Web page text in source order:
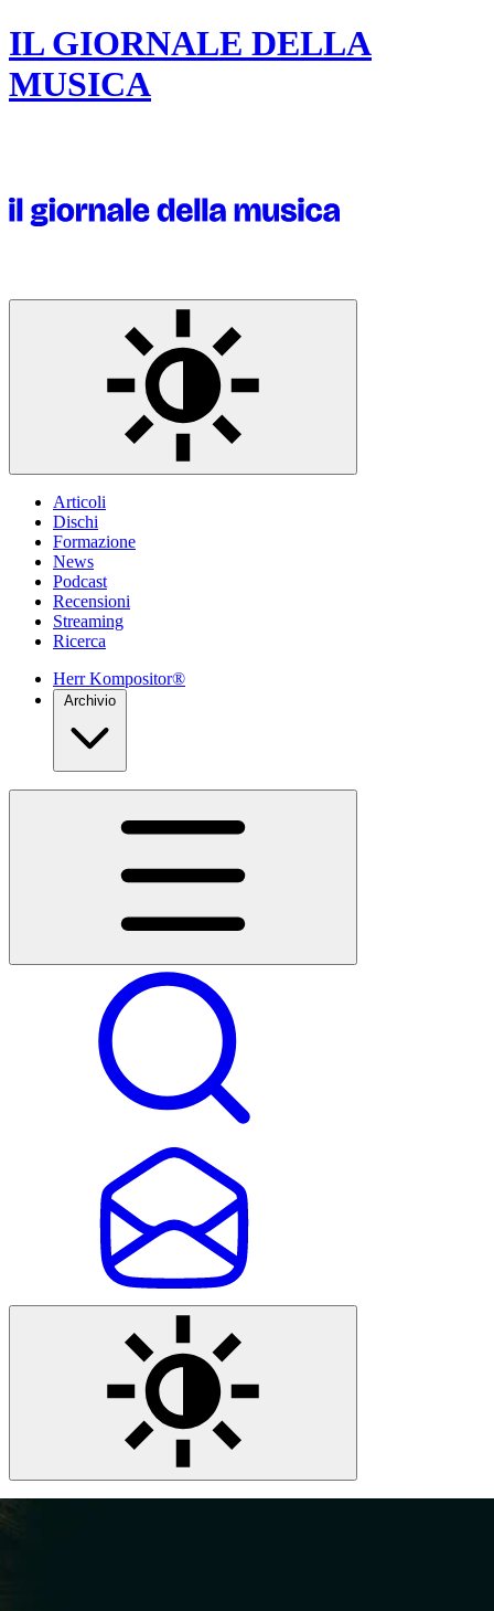
IL GIORNALE DELLA
MUSICA
Articoli
Dischi
Formazione
News
Podcast
Recensioni
Streaming
Ricerca
Herr Kompositor®
Archivio